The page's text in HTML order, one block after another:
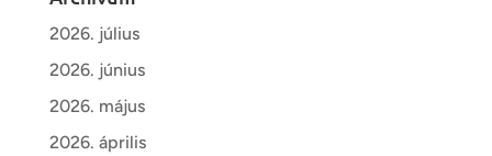
2026. július
2026. június
2026. május
2026. április